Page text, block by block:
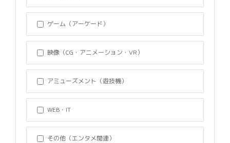
ゲーム（アーケード）
映像（CG・アニメーション・VR）
アミューズメント（遊技機）
WEB・IT
その他（エンタメ関連）